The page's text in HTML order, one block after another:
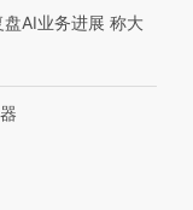
AI业务进展 称大